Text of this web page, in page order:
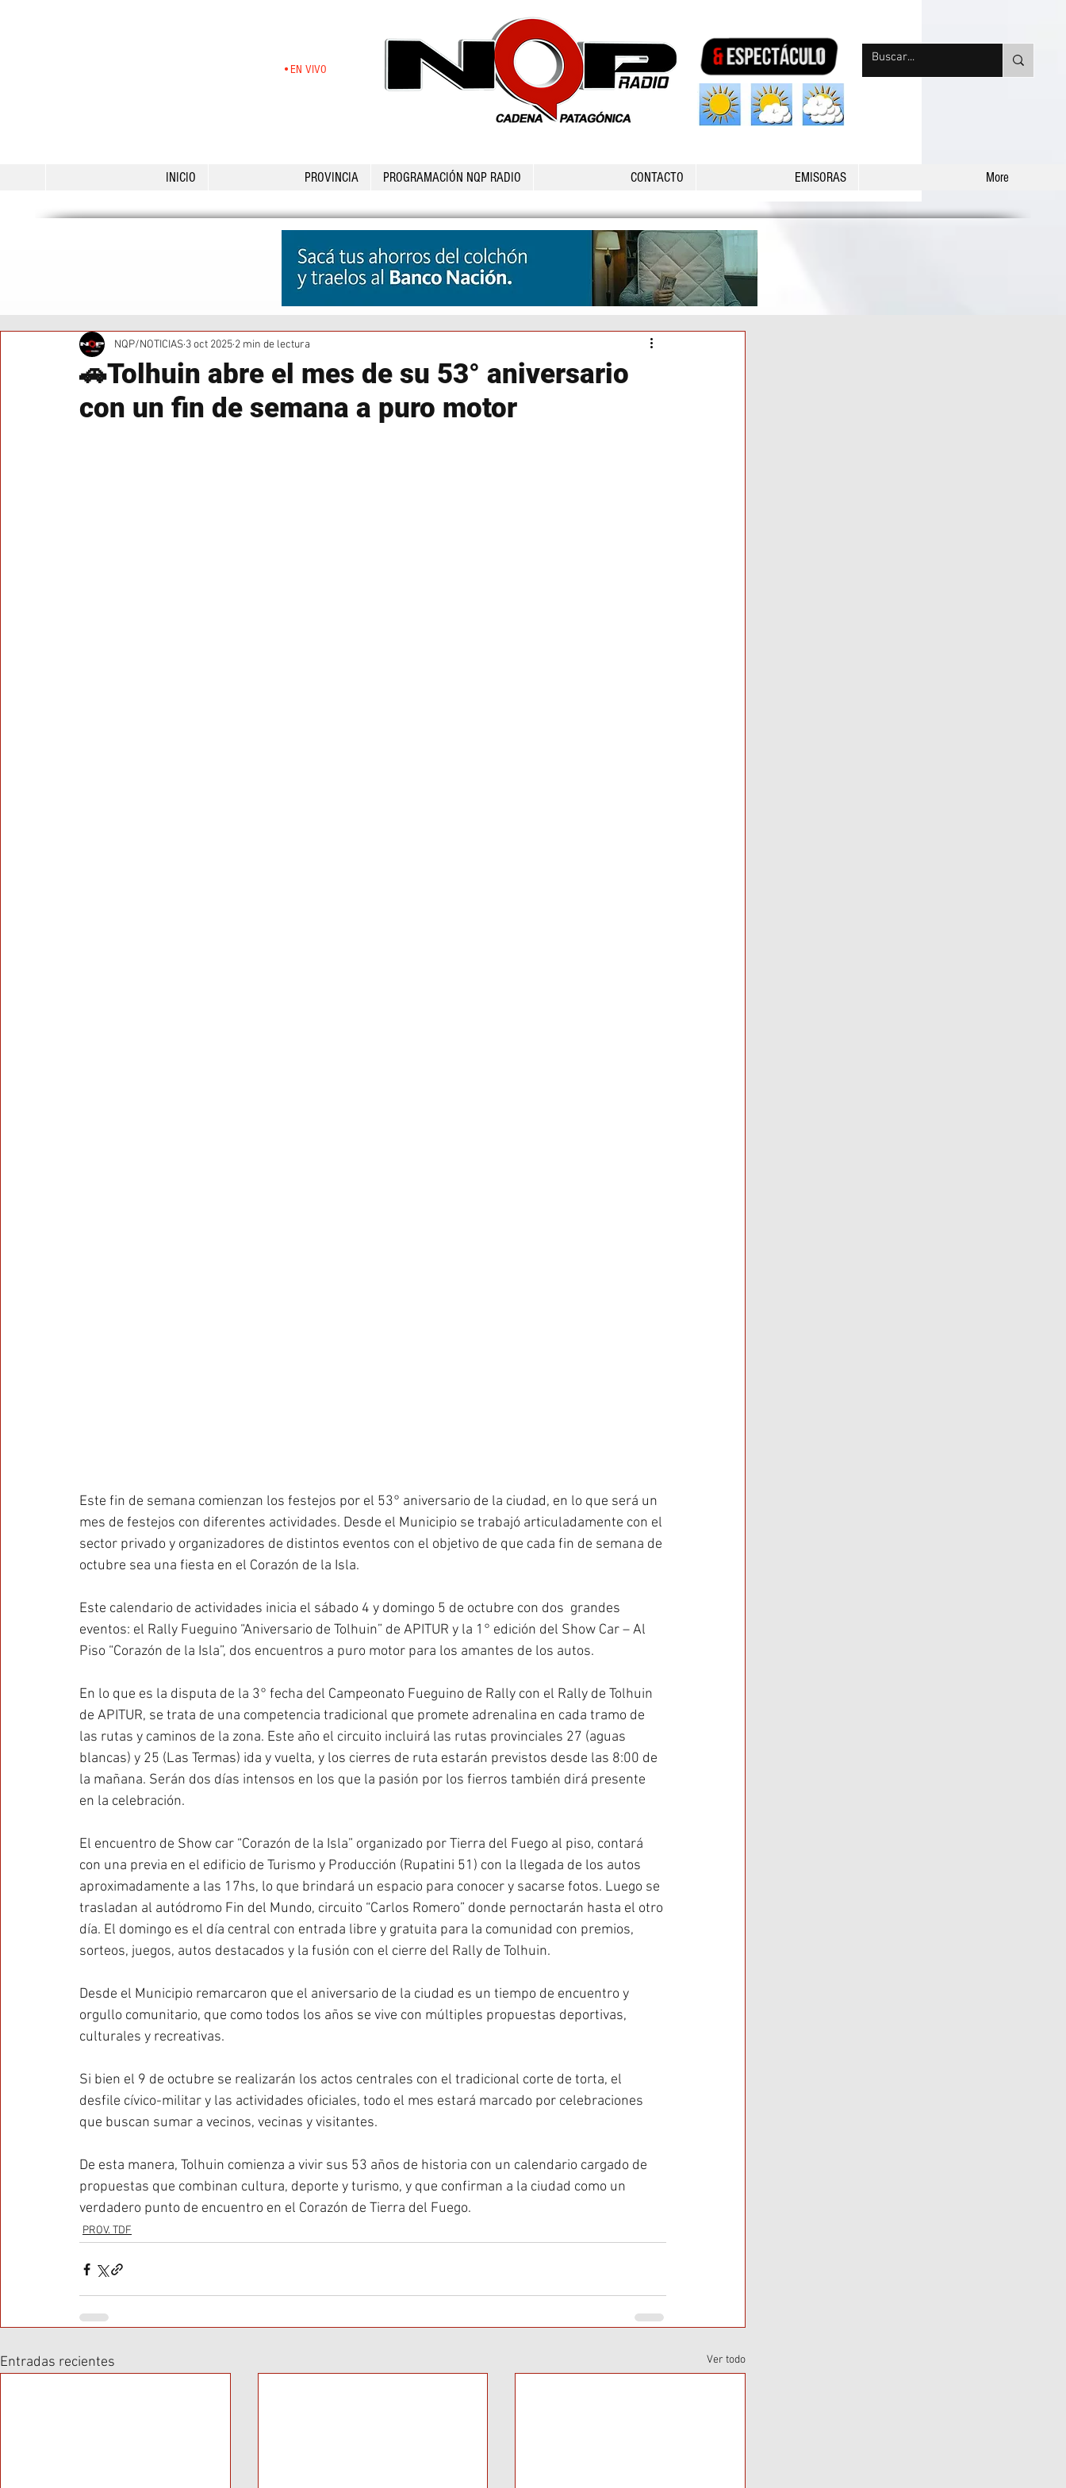
•EN VIVO
INICIO PROVINCIA PROGRAMACIÓN NQP RADIO CONTACTO EMISORAS More
🚗Tolhuin abre el mes de su 53° aniversario
con un fin de semana a puro motor
NQP/NOTICIAS 3 oct 2025 2 min de lectura
Este fin de semana comienzan los festejos por el 53° aniversario de la ciudad, en lo que será un
mes de festejos con diferentes actividades. Desde el Municipio se trabajó articuladamente con el
sector privado y organizadores de distintos eventos con el objetivo de que cada fin de semana de
octubre sea una fiesta en el Corazón de la Isla.
Este calendario de actividades inicia el sábado 4 y domingo 5 de octubre con dos  grandes
eventos: el Rally Fueguino “Aniversario de Tolhuin” de APITUR y la 1° edición del Show Car – Al
Piso “Corazón de la Isla”, dos encuentros a puro motor para los amantes de los autos.
En lo que es la disputa de la 3° fecha del Campeonato Fueguino de Rally con el Rally de Tolhuin
de APITUR, se trata de una competencia tradicional que promete adrenalina en cada tramo de
las rutas y caminos de la zona. Este año el circuito incluirá las rutas provinciales 27 (aguas
blancas) y 25 (Las Termas) ida y vuelta, y los cierres de ruta estarán previstos desde las 8:00 de
la mañana. Serán dos días intensos en los que la pasión por los fierros también dirá presente
en la celebración.
El encuentro de Show car “Corazón de la Isla” organizado por Tierra del Fuego al piso, contará
con una previa en el edificio de Turismo y Producción (Rupatini 51) con la llegada de los autos
aproximadamente a las 17hs, lo que brindará un espacio para conocer y sacarse fotos. Luego se
trasladan al autódromo Fin del Mundo, circuito “Carlos Romero” donde pernoctarán hasta el otro
día. El domingo es el día central con entrada libre y gratuita para la comunidad con premios,
sorteos, juegos, autos destacados y la fusión con el cierre del Rally de Tolhuin.
Desde el Municipio remarcaron que el aniversario de la ciudad es un tiempo de encuentro y
orgullo comunitario, que como todos los años se vive con múltiples propuestas deportivas,
culturales y recreativas.
Si bien el 9 de octubre se realizarán los actos centrales con el tradicional corte de torta, el
desfile cívico-militar y las actividades oficiales, todo el mes estará marcado por celebraciones
que buscan sumar a vecinos, vecinas y visitantes.
De esta manera, Tolhuin comienza a vivir sus 53 años de historia con un calendario cargado de
propuestas que combinan cultura, deporte y turismo, y que confirman a la ciudad como un
verdadero punto de encuentro en el Corazón de Tierra del Fuego.
PROV. TDF
Entradas recientes Ver todo